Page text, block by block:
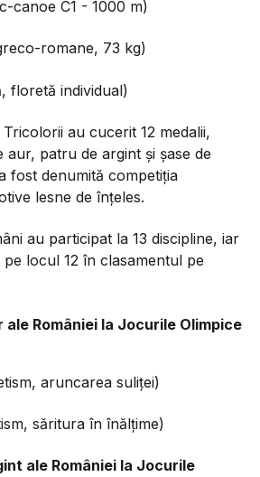
canoe C1 - 1000 m)
romane, 73 kg)
floretă individual)
Tricolorii au cucerit 12 medalii,
aur, patru de argint și șase de
fost denumită competiția
lesne de înțeles.
au participat la 13 discipline, iar
locul 12 în clasamentul pe
ale României la Jocurile Olimpice
aruncarea suliței)
săritura în înălțime)
ale României la Jocurile